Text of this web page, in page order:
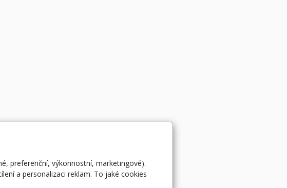
preferenční, výkonnostní, marketingové).
a personalizaci reklam. To jaké cookies